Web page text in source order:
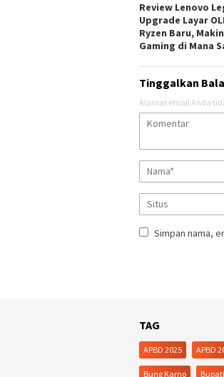
Review Lenovo
Upgrade Layar
Ryzen Baru,
Gaming di Mana
Tinggalkan
Alamat email Anda
Simpan nama,
TAG
APBD 2025 APBD
Bung Karno